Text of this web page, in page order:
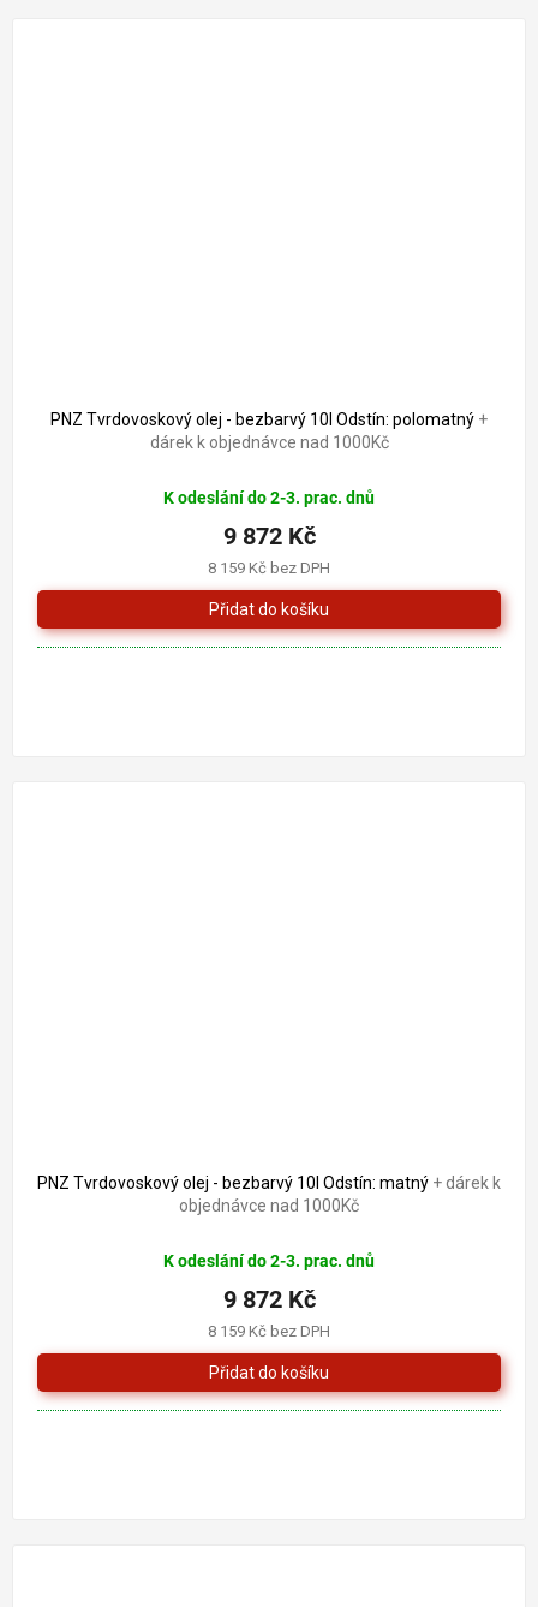
PNZ Tvrdovoskový olej - bezbarvý 10l Odstín: polomatný +
dárek k objednávce nad 1000Kč
K odeslání do 2-3. prac. dnů
8 159 Kč bez DPH
9 872 Kč
PNZ Tvrdovoskový olej - bezbarvý 10l Odstín: matný + dárek k
objednávce nad 1000Kč
K odeslání do 2-3. prac. dnů
8 159 Kč bez DPH
9 872 Kč